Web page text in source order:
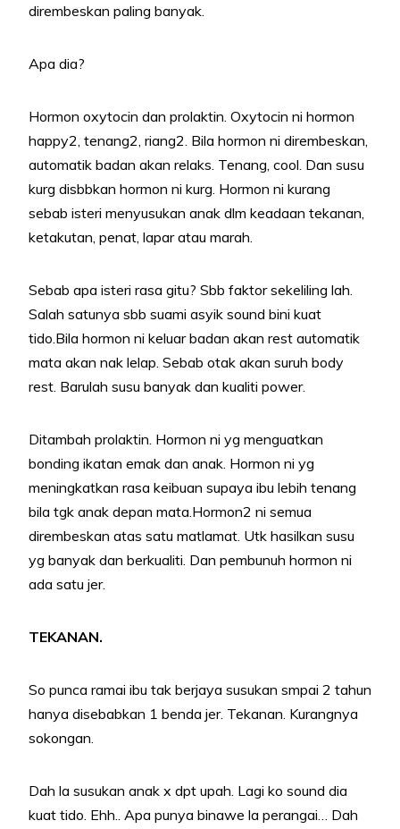
dirembeskan paling banyak.
Apa dia?
Hormon oxytocin dan prolaktin. Oxytocin ni hormon
happy2, tenang2, riang2. Bila hormon ni dirembeskan,
automatik badan akan relaks. Tenang, cool. Dan susu
kurg disbbkan hormon ni kurg. Hormon ni kurang
sebab isteri menyusukan anak dlm keadaan tekanan,
ketakutan, penat, lapar atau marah.
Sebab apa isteri rasa gitu? Sbb faktor sekeliling lah.
Salah satunya sbb suami asyik sound bini kuat
tido.Bila hormon ni keluar badan akan rest automatik
mata akan nak lelap. Sebab otak akan suruh body
rest. Barulah susu banyak dan kualiti power.
Ditambah prolaktin. Hormon ni yg menguatkan
bonding ikatan emak dan anak. Hormon ni yg
meningkatkan rasa keibuan supaya ibu lebih tenang
bila tgk anak depan mata.Hormon2 ni semua
dirembeskan atas satu matlamat. Utk hasilkan susu
yg banyak dan berkualiti. Dan pembunuh hormon ni
ada satu jer.
TEKANAN.
So punca ramai ibu tak berjaya susukan smpai 2 tahun
hanya disebabkan 1 benda jer. Tekanan. Kurangnya
sokongan.
Dah la susukan anak x dpt upah. Lagi ko sound dia
kuat tido. Ehh.. Apa punya binawe la perangai… Dah